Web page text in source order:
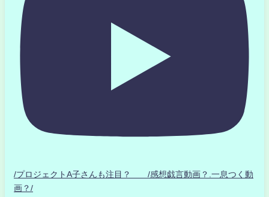
/プロジェクトA子さんも注目？ /感想戯言動画？.一息つく動
画？/